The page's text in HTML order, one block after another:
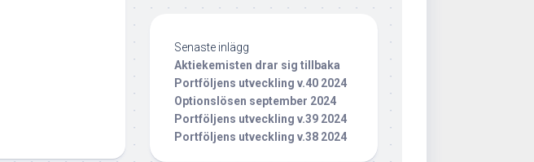
Senaste inlägg
Aktiekemisten drar sig tillbaka
Portföljens utveckling v.40 2024
Optionslösen september 2024
Portföljens utveckling v.39 2024
Portföljens utveckling v.38 2024